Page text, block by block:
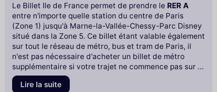
Le Billet Ile de France permet de prendre le RER A
entre n'importe quelle station du centre de Paris
(Zone 1) jusqu'à Marne-la-Vallée-Chessy-Parc Disney
situé dans la Zone 5. Ce billet étant valable également
sur tout le réseau de métro, bus et tram de Paris, il
n'est pas nécessaire d'acheter un billet de métro
supplémentaire si votre trajet ne commence pas sur la
ligne A du RER. A titre d'information, un trajet entre la
Gare de Lyon et Marne la Vallée dure en moyenne 50
Lire la suite